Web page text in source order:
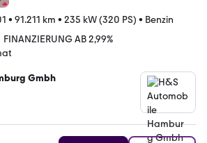
• 91.211 km • 235 kW (320 PS) • Benzin
FINANZIERUNG AB 2,99%
Gmbh